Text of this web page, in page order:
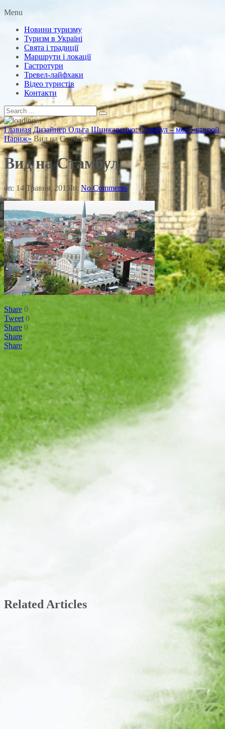
Menu
Новини туризму
Туризм в Україні
Свята і традиції
Маршрути і локації
Гастротури
Тревел-лайфхаки
Відео туристів
Контакти
Главная Дизайнер Ольга Шинкаренко: Стамбул – мой «второй
Париж» Вид на Стамбул
Вид на Стамбул
on: 14 Травня, 2015In: No Comments
Share 0
Tweet 0
Share 0
Share
Share
Related Articles